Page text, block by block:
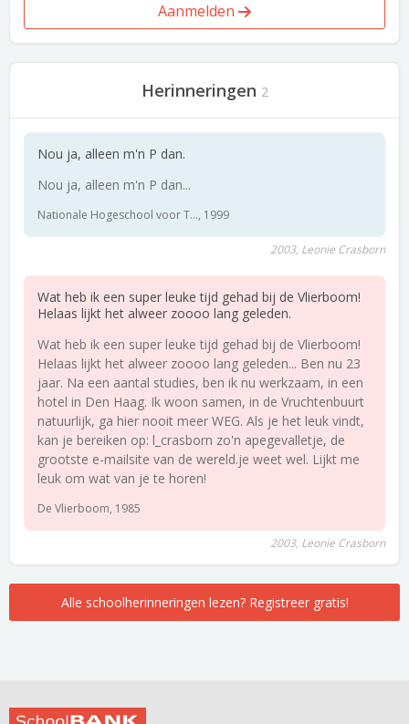
Aanmelden
Herinneringen 2
Nou ja, alleen m'n P dan.
Nou ja, alleen m'n P dan...
Nationale Hogeschool voor T..., 1999
2003, Leonie Crasborn
Wat heb ik een super leuke tijd gehad bij de Vlierboom!
Helaas lijkt het alweer zoooo lang geleden.
Wat heb ik een super leuke tijd gehad bij de Vlierboom!
Helaas lijkt het alweer zoooo lang geleden... Ben nu 23
jaar. Na een aantal studies, ben ik nu werkzaam, in een
hotel in Den Haag. Ik woon samen, in de Vruchtenbuurt
natuurlijk, ga hier nooit meer WEG. Als je het leuk vindt,
kan je bereiken op: l_crasborn zo'n apegevalletje, de
grootste e-mailsite van de wereld.je weet wel. Lijkt me
leuk om wat van je te horen!
De Vlierboom, 1985
2003, Leonie Crasborn
Alle schoolherinneringen lezen? Registreer gratis!